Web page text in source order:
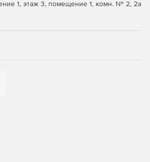
1, этаж 3, помещение 1, комн. № 2, 2а